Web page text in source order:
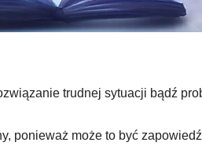
trudnej sytuacji bądź
ponieważ może to być